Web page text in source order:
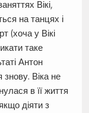
Вікі,
на танцях і
(хоча у Вікі
таке
Антон
знову. Віка не
в її життя
діяти з